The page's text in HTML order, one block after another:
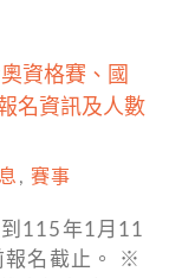
資格賽、國
名資訊及人數
, 賽事
115年1月11
報名截止。 ※